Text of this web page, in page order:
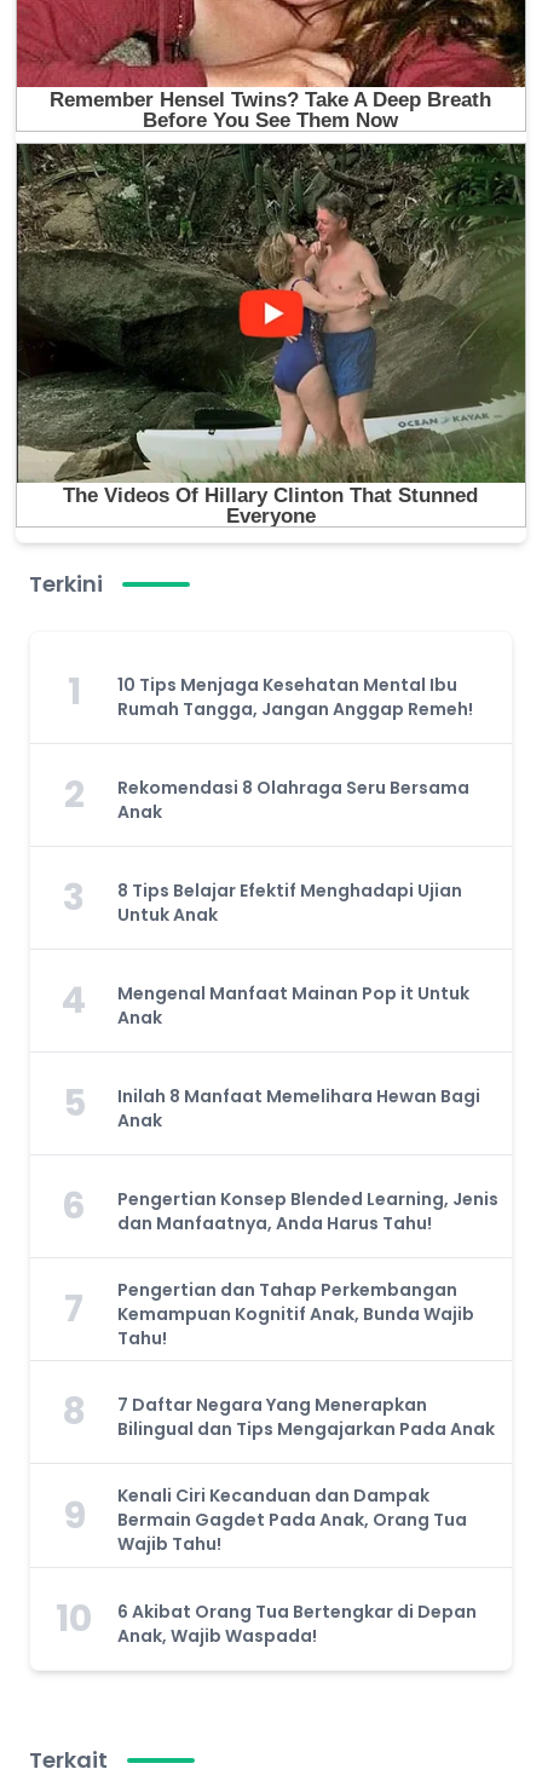
Terkini
1
10 Tips Menjaga Kesehatan Mental Ibu
Rumah Tangga, Jangan Anggap Remeh!
2
Rekomendasi 8 Olahraga Seru Bersama
Anak
3
8 Tips Belajar Efektif Menghadapi Ujian
Untuk Anak
4
Mengenal Manfaat Mainan Pop it Untuk
Anak
5
Inilah 8 Manfaat Memelihara Hewan Bagi
Anak
6
Pengertian Konsep Blended Learning, Jenis
dan Manfaatnya, Anda Harus Tahu!
7
Pengertian dan Tahap Perkembangan
Kemampuan Kognitif Anak, Bunda Wajib
Tahu!
8
7 Daftar Negara Yang Menerapkan
Bilingual dan Tips Mengajarkan Pada Anak
9
Kenali Ciri Kecanduan dan Dampak
Bermain Gagdet Pada Anak, Orang Tua
Wajib Tahu!
10
6 Akibat Orang Tua Bertengkar di Depan
Anak, Wajib Waspada!
Terkait